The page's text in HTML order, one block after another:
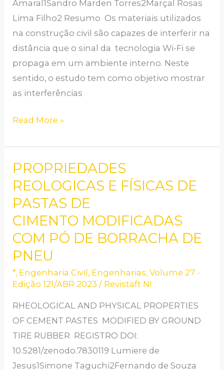
Amaral1Sandro Marden Torres2Marçal Rosas
Lima Filho2 Resumo Os materiais utilizados
na construção civil são capazes de interferir na
distância que o sinal da tecnologia Wi-Fi se
propaga em um ambiente interno. Neste
sentido, o estudo tem como objetivo mostrar
as interferências
Read More »
PROPRIEDADES
REOLOGICAS E FÍSICAS DE
PASTAS DE
CIMENTO MODIFICADAS
COM PÓ DE BORRACHA DE
PNEU
*, Engenharia Civil , Engenharias,Volume 27 -
Edição 121/ABR 2023 / Revistaft NI
RHEOLOGICAL AND PHYSICAL PROPERTIES
OF CEMENT PASTES MODIFIED BY GROUND
TIRE RUBBER REGISTRO DOI:
10.5281/zenodo.7830119 Lumiere de
Jesus1Simone Taguchi2Fernando de Souza
PROPRIEDADES
REOLOGICAS
E
FÍSICAS
DE
PASTAS
DE
CIMENTO MODIFICADAS
COM
PÓ
DE
BORRACHA
DE
PNEU